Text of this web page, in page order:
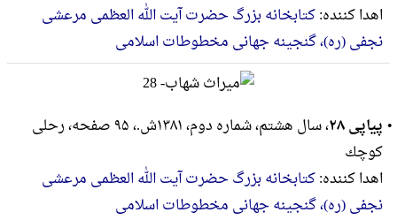
اهدا کننده:کتابخانه بزرگ حضرت آیت الله العظمی مرعشی
نجفی (ره)، گنجینه جهانی مخطوطات اسلامی
پیاپی ۲۸
، سال هشتم، شماره دوم، ۱۳۸۱ش.، ۹۵ صفحه، رحلى
كوچك
اهدا کننده:کتابخانه بزرگ حضرت آیت الله العظمی مرعشی
نجفی (ره)، گنجینه جهانی مخطوطات اسلامی